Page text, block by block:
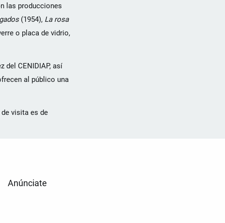
las producciones
(1954), La rosa
o placa de vidrio,
del CENIDIAP, así
al público una
visita es de
Anúnciate